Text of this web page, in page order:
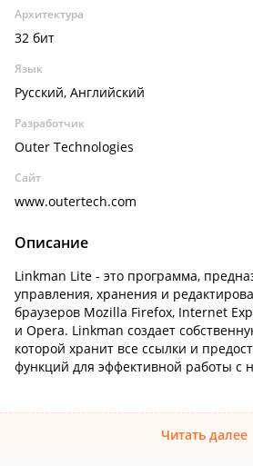
Архитектура
32 бит
Язык
Русский, Английский
Разработчик
Outer Technologies
Сайт
www.outertech.com
Описание
Linkman Lite - это программа,
управления, хранения и
браузеров Mozilla Firefox, Internet
и Opera. Linkman создает
которой хранит все ссылки и
функций для эффективной работы с
Читать далее